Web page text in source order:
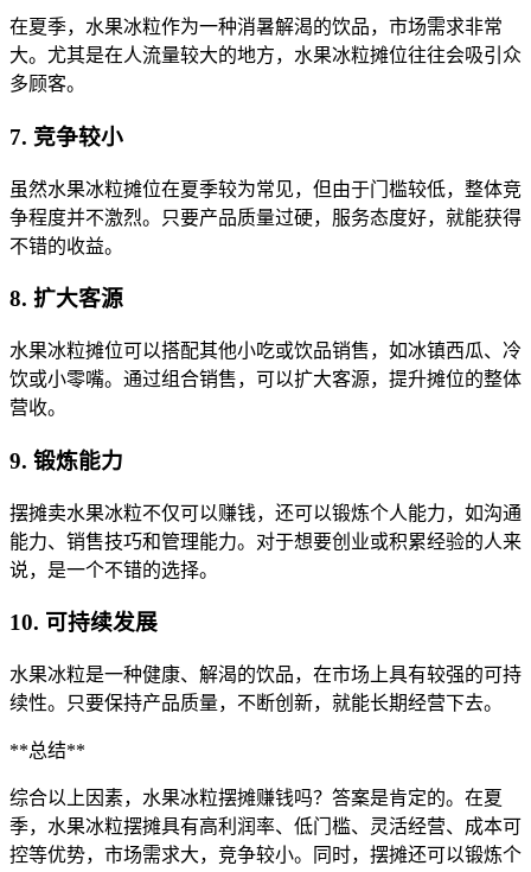
在夏季，水果冰粒作为一种消暑解渴的饮品，市场需求非常
大。尤其是在人流量较大的地方，水果冰粒摊位往往会吸引众
多顾客。
7. 竞争较小
虽然水果冰粒摊位在夏季较为常见，但由于门槛较低，整体竞
争程度并不激烈。只要产品质量过硬，服务态度好，就能获得
不错的收益。
8. 扩大客源
水果冰粒摊位可以搭配其他小吃或饮品销售，如冰镇西瓜、冷
饮或小零嘴。通过组合销售，可以扩大客源，提升摊位的整体
营收。
9. 锻炼能力
摆摊卖水果冰粒不仅可以赚钱，还可以锻炼个人能力，如沟通
能力、销售技巧和管理能力。对于想要创业或积累经验的人来
说，是一个不错的选择。
10. 可持续发展
水果冰粒是一种健康、解渴的饮品，在市场上具有较强的可持
续性。只要保持产品质量，不断创新，就能长期经营下去。
**总结**
综合以上因素，水果冰粒摆摊赚钱吗？答案是肯定的。在夏
季，水果冰粒摆摊具有高利润率、低门槛、灵活经营、成本可
控等优势，市场需求大，竞争较小。同时，摆摊还可以锻炼个